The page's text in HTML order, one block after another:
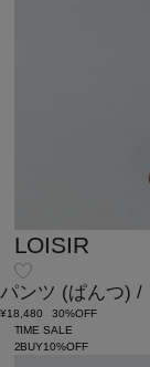
LOISIR
パンツ (ぱんつ) /
¥18,480
30%OFF
TIME SALE
2BUY10%OFF